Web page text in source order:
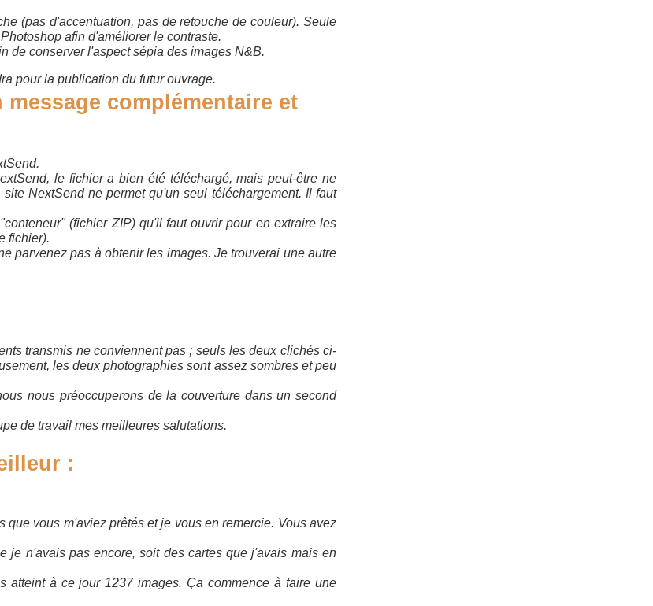
(pas d'accentuation, pas de retouche de couleur). Seule
afin d'améliorer le contraste.
de conserver l'aspect sépia des images N&B.
pour la publication du futur ouvrage.
message complémentaire et
le fichier a bien été téléchargé, mais peut-être ne
NextSend ne permet qu'un seul téléchargement. Il faut
(fichier ZIP) qu'il faut ouvrir pour en extraire les
fichier).
parvenez pas à obtenir les images. Je trouverai une autre
transmis ne conviennent pas ; seuls les deux clichés ci-
les deux photographies sont assez sombres et peu
nous préoccuperons de la couverture dans un second
de travail mes meilleures salutations.
:
vous m'aviez prêtés et je vous en remercie. Vous avez
je n'avais pas encore, soit des cartes que j'avais mais en
atteint à ce jour 1237 images. Ça commence à faire une